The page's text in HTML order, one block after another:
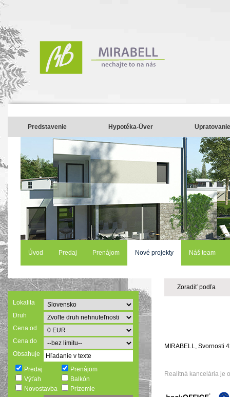
Predstavenie Hypotéka-Úver Upratovanie
Úvod Predaj Prenájom Nové projekty Náš team
Lokalita
Druh
Cena od
Cena do
Obsahuje
Predaj
Prenájom
Výťah
Balkón
Novostavba
Prízemie
Zoradiť podľa
MIRABELL, Svornosti
Realitná kancelária je